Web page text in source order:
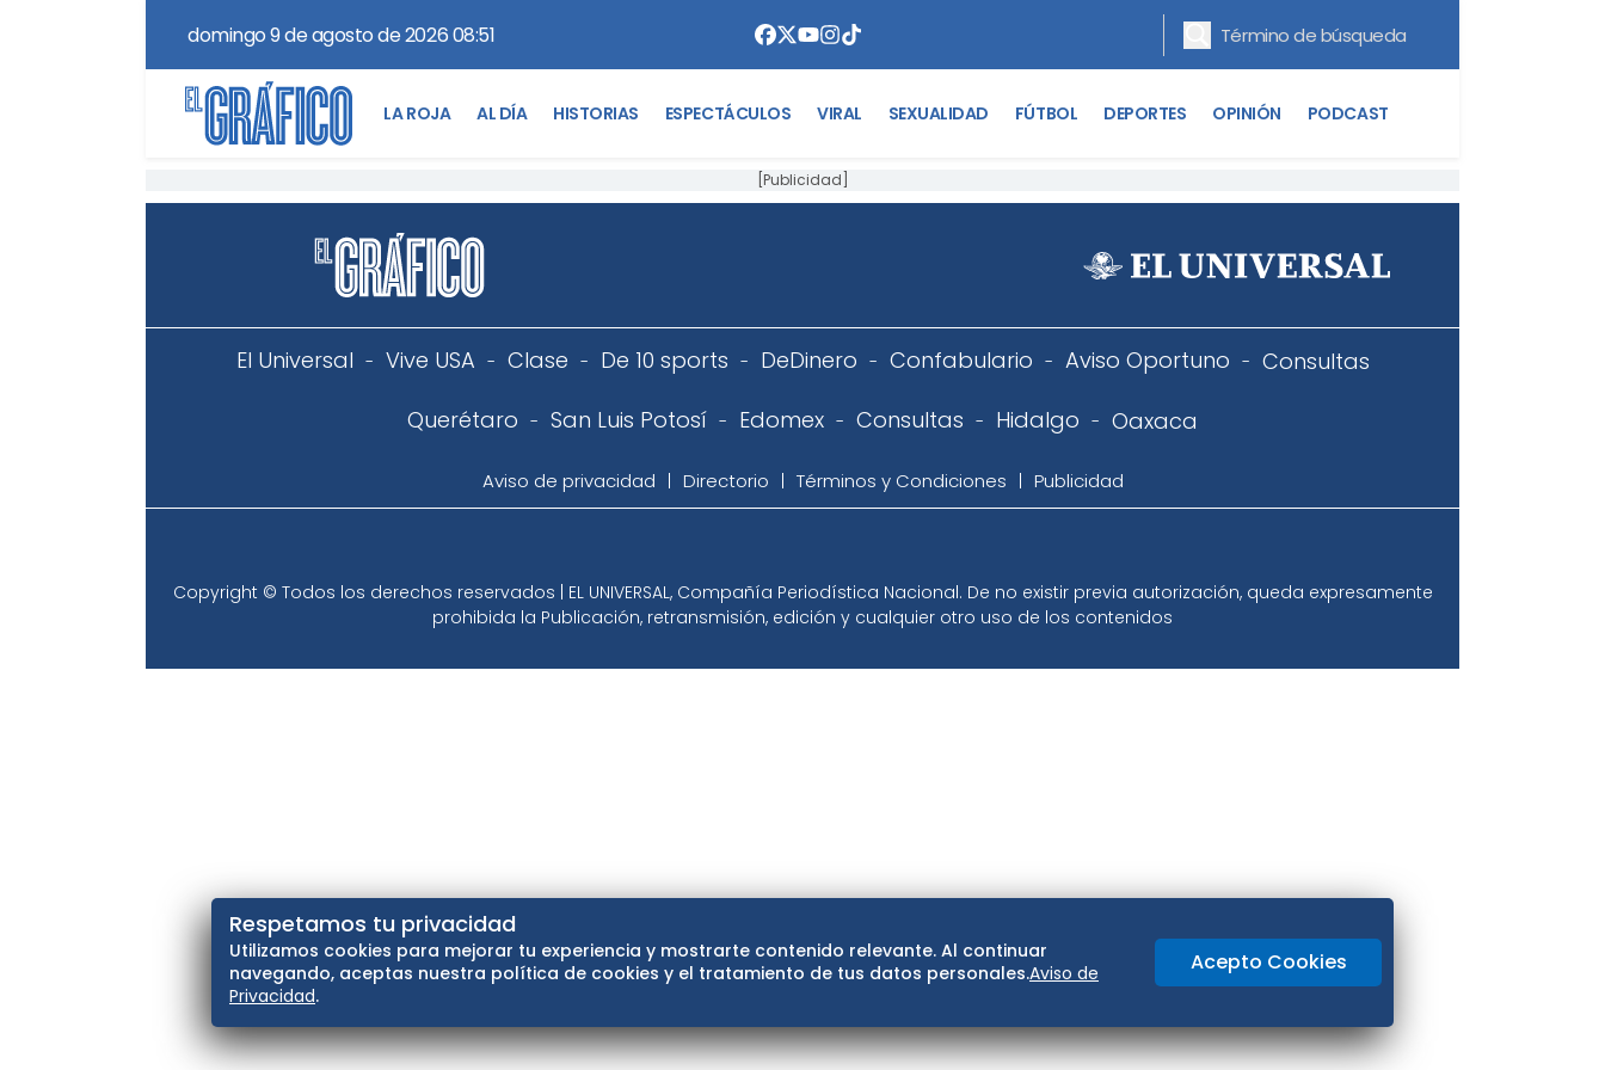
domingo 9 de agosto de 2026 08:51
LA ROJA AL DÍA HISTORIAS ESPECTÁCULOS VIRAL SEXUALIDAD FÚTBOL DEPORTES OPINIÓN PODCAST
[Publicidad]
El Universal Vive USA Clase De 10 sports DeDinero Confabulario Aviso Oportuno
Consultas
Querétaro
San Luis Potosí Edomex Consultas Hidalgo Oaxaca
Aviso de privacidad Directorio Términos y Condiciones Publicidad
Copyright © Todos los derechos reservados | EL UNIVERSAL, Compañía Periodística Nacional. De no existir previa autorización, queda expresamente
prohibida la Publicación, retransmisión, edición y cualquier otro uso de los contenidos
Respetamos tu privacidad
Utilizamos cookies para mejorar tu experiencia y mostrarte contenido relevante. Al continuar
navegando, aceptas nuestra política de cookies y el tratamiento de tus datos personales.Aviso de
Privacidad.
Acepto Cookies